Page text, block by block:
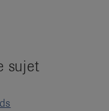
sujet